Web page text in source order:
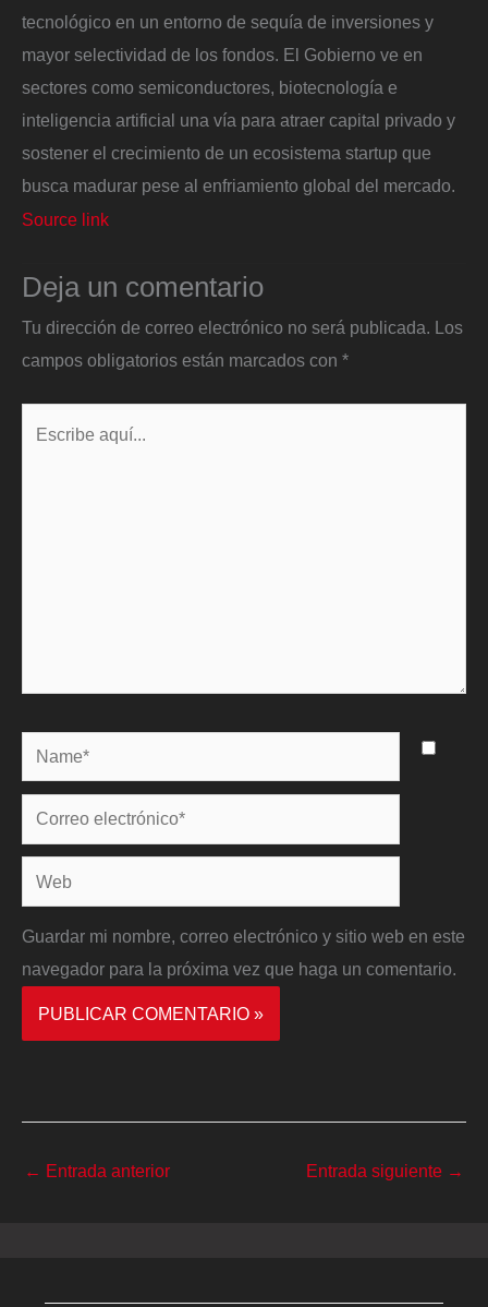
tecnológico en un entorno de sequía de inversiones y
mayor selectividad de los fondos. El Gobierno ve en
sectores como semiconductores, biotecnología e
inteligencia artificial una vía para atraer capital privado y
sostener el crecimiento de un ecosistema startup que
busca madurar pese al enfriamiento global del mercado.
Source link
Deja un comentario
Tu dirección de correo electrónico no será publicada. Los
campos obligatorios están marcados con *
Name*
Correo
electrónico*
Web
Guardar mi nombre, correo electrónico y sitio web en este
navegador para la próxima vez que haga un comentario.
← Entrada anterior Entrada siguiente →